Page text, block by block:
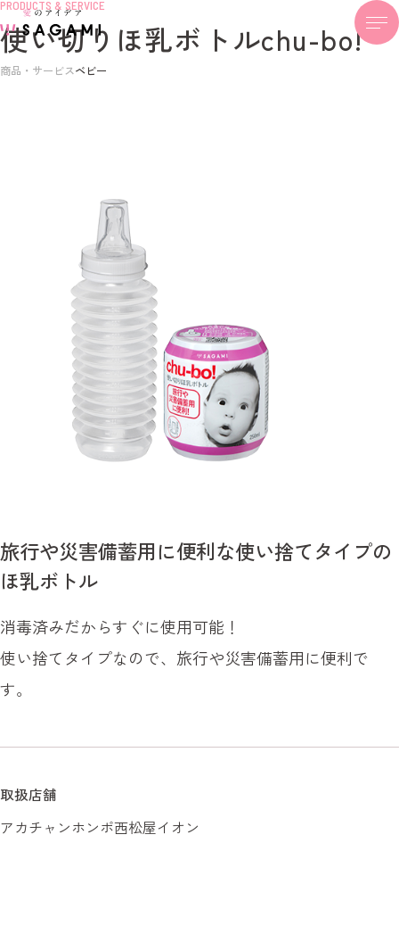
PRODUCTS & SERVICE
使い切りほ乳ボトルchu-bo!
商品・サービスベビー
旅行や災害備蓄用に便利な使い捨てタイプの
ほ乳ボトル
消毒済みだからすぐに使用可能！
使い捨てタイプなので、旅行や災害備蓄用に便利で
す。
取扱店舗
アカチャンホンポ西松屋イオン